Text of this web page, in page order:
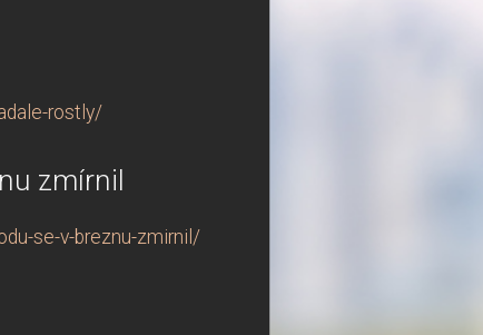
rostly/
zmírnil
se-v-breznu-zmirnil/